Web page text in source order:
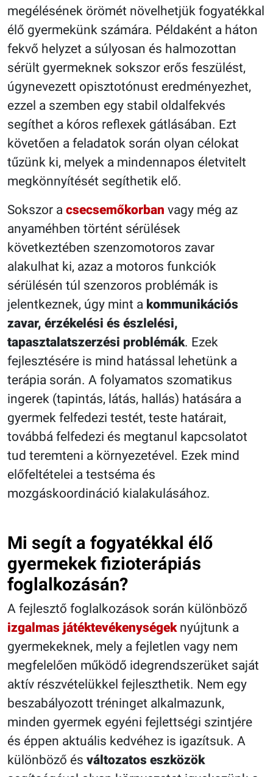
megélésének örömét növelhetjük fogyatékkal
élő gyermekünk számára. Példaként a háton
fekvő helyzet a súlyosan és halmozottan
sérült gyermeknek sokszor erős feszülést,
úgynevezett opisztotónust eredményezhet,
ezzel a szemben egy stabil oldalfekvés
segíthet a kóros reflexek gátlásában. Ezt
követően a feladatok során olyan célokat
tűzünk ki, melyek a mindennapos életvitelt
megkönnyítését segíthetik elő.
Sokszor a csecsemőkorban vagy még az
anyaméhben történt sérülések
következtében szenzomotoros zavar
alakulhat ki, azaz a motoros funkciók
sérülésén túl szenzoros problémák is
jelentkeznek, úgy mint a kommunikációs
zavar, érzékelési és észlelési,
tapasztalatszerzési problémák. Ezek
fejlesztésére is mind hatással lehetünk a
terápia során. A folyamatos szomatikus
ingerek (tapintás, látás, hallás) hatására a
gyermek felfedezi testét, teste határait,
továbbá felfedezi és megtanul kapcsolatot
tud teremteni a környezetével. Ezek mind
előfeltételei a testséma és
mozgáskoordináció kialakulásához.
Mi segít a fogyatékkal élő
gyermekek fizioterápiás
foglalkozásán?
A fejlesztő foglalkozások során különböző
izgalmas játéktevékenységeknyújtunk a
gyermekeknek, mely a fejletlen vagy nem
megfelelően működő idegrendszerüket saját
aktív részvételükkel fejleszthetik. Nem egy
beszabályozott tréninget alkalmazunk,
minden gyermek egyéni fejlettségi szintjére
és éppen aktuális kedvéhez is igazítsuk. A
különböző és változatos eszközök